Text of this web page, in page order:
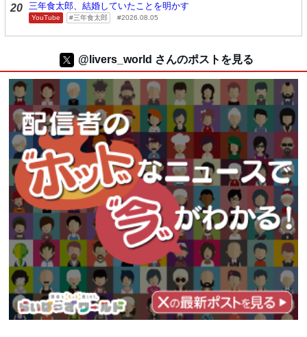
20 三年食太郎、結婚していたことを明かす
YouTube 三年食太郎 2026.08.05
@livers_world さんのポストを見る